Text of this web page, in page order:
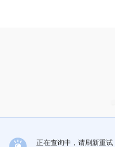
正在查询中，请刷新重试